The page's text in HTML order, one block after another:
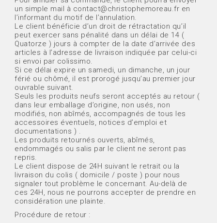
un simple mail à contact@christophemoreau.fr en
l’informant du motif de l’annulation.
Le client bénéficie d’un droit de rétractation qu’il
peut exercer sans pénalité dans un délai de 14 (
Quatorze ) jours à compter de la date d’arrivée des
articles à l’adresse de livraison indiquée par celui-ci
si envoi par colissimo.
Si ce délai expire un samedi, un dimanche, un jour
férié ou chômé, il est prorogé jusqu’au premier jour
ouvrable suivant.
Seuls les produits neufs seront acceptés au retour (
dans leur emballage d’origine, non usés, non
modifiés, non abîmés, accompagnés de tous les
accessoires éventuels, notices d’emploi et
documentations ) .
Les produits retournés ouverts, abîmés,
endommagés ou salis par le client ne seront pas
repris.
Le client dispose de 24H suivant le retrait ou la
livraison du colis ( domicile / poste ) pour nous
signaler tout problème le concernant. Au-delà de
ces 24H, nous ne pourrons accepter de prendre en
considération une plainte.
Procédure de retour :